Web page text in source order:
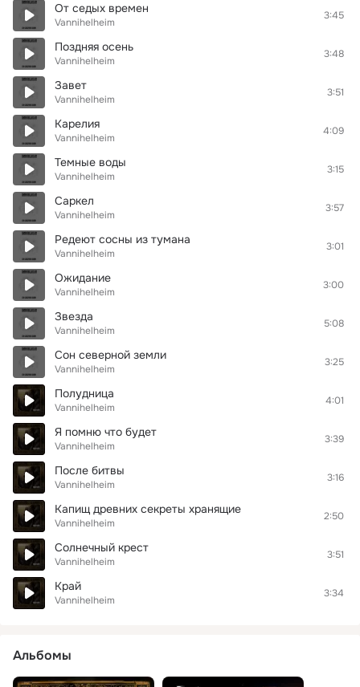
От седых времен
Vannihelheim
3:45
Поздняя осень
Vannihelheim
3:48
Завет
Vannihelheim
3:51
Карелия
Vannihelheim
4:09
Темные воды
Vannihelheim
3:15
Саркел
Vannihelheim
3:57
Редеют сосны из тумана
Vannihelheim
3:01
Ожидание
Vannihelheim
3:00
Звезда
Vannihelheim
5:08
Сон северной земли
Vannihelheim
3:25
Полудница
Vannihelheim
4:01
Я помню что будет
Vannihelheim
3:39
После битвы
Vannihelheim
3:16
Капищ древних секреты хранящие
Vannihelheim
2:50
Солнечный крест
Vannihelheim
3:51
Край
Vannihelheim
3:34
Альбомы